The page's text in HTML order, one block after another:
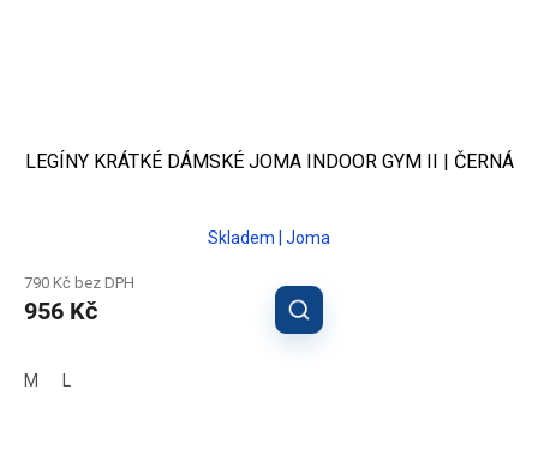
LEGÍNY KRÁTKÉ DÁMSKÉ JOMA INDOOR GYM II | ČERNÁ
Skladem | Joma
790 Kč bez DPH
956 Kč
M